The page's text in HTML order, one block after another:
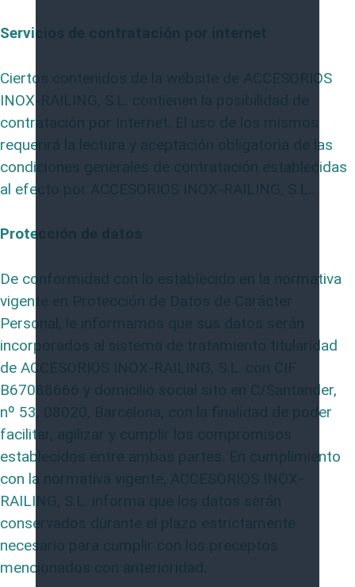
Servicios de contratación por internet
Ciertos contenidos de la website de ACCESORIOS
INOX-RAILING, S.L. contienen la posibilidad de
contratación por Internet. El uso de los mismos
requerirá la lectura y aceptación obligatoria de las
condiciones generales de contratación establecidas
al efecto por ACCESORIOS INOX-RAILING, S.L..
Protección de datos
De conformidad con lo establecido en la normativa
vigente en Protección de Datos de Carácter
Personal, le informamos que sus datos serán
incorporados al sistema de tratamiento titularidad
de ACCESORIOS INOX-RAILING, S.L. con CIF
B67088666 y domicilio social sito en C/Santander,
nº 53, 08020, Barcelona, con la finalidad de poder
facilitar, agilizar y cumplir los compromisos
establecidos entre ambas partes. En cumplimiento
con la normativa vigente, ACCESORIOS INOX-
RAILING, S.L. informa que los datos serán
conservados durante el plazo estrictamente
necesario para cumplir con los preceptos
mencionados con anterioridad.